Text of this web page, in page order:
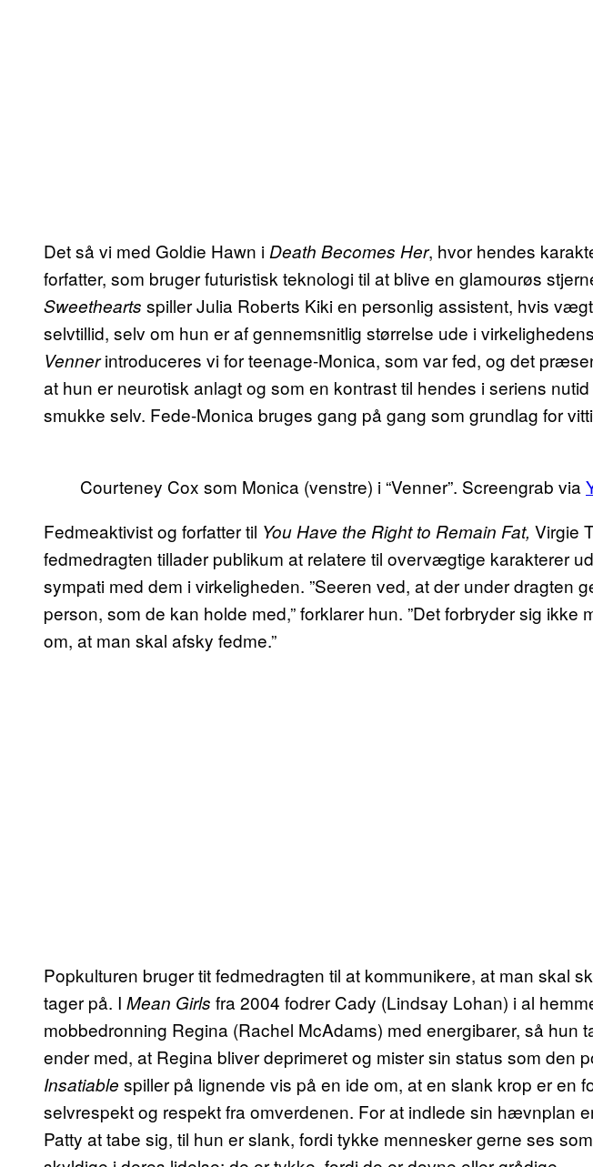
Det så vi med Goldie Hawn i Death Becomes Her, hvor hendes
forfatter, som bruger futuristisk teknologi til at blive en glamourøs
Sweethearts spiller Julia Roberts Kiki en personlig assistent, hvis
selvtillid, selv om hun er af gennemsnitlig størrelse ude i
Vennerintroduceres vi for teenage-Monica, som var fed, og det
at hun er neurotisk anlagt og som en kontrast til hendes i seriens
smukke selv. Fede-Monica bruges gang på gang som grundlag for
Courteney Cox som Monica (venstre) i “Venner”. Screengrab via
Fedmeaktivist og forfatter til You Have the Right to Remain Fat, Virgie
fedmedragten tillader publikum at relatere til overvægtige karakterer
sympati med dem i virkeligheden. ”Seeren ved, at der under dragten
person, som de kan holde med,” forklarer hun. ”Det forbryder sig ikke
om, at man skal afsky fedme.”
Popkulturen bruger tit fedmedragten til at kommunikere, at man skal
tager på. I Mean Girls fra 2004 fodrer Cady (Lindsay Lohan) i al
mobbedronning Regina (Rachel McAdams) med energibarer, så hun
ender med, at Regina bliver deprimeret og mister sin status som den
Insatiable spiller på lignende vis på en ide om, at en slank krop er en
selvrespekt og respekt fra omverdenen. For at indlede sin hævnplan
Patty at tabe sig, til hun er slank, fordi tykke mennesker gerne ses